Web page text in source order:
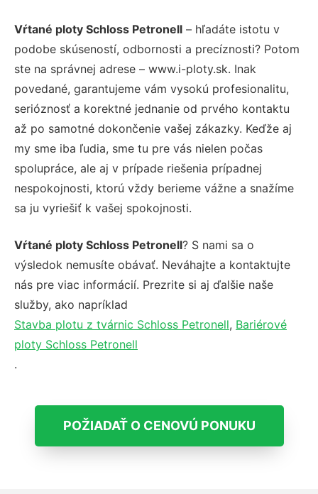
Vŕtané ploty Schloss Petronell – hľadáte istotu v
podobe skúseností, odbornosti a precíznosti? Potom
ste na správnej adrese – www.i-ploty.sk. Inak
povedané, garantujeme vám vysokú profesionalitu,
serióznosť a korektné jednanie od prvého kontaktu
až po samotné dokončenie vašej zákazky. Keďže aj
my sme iba ľudia, sme tu pre vás nielen počas
spolupráce, ale aj v prípade riešenia prípadnej
nespokojnosti, ktorú vždy berieme vážne a snažíme
sa ju vyriešiť k vašej spokojnosti.
Vŕtané ploty Schloss Petronell? S nami sa o
výsledok nemusíte obávať. Neváhajte a kontaktujte
nás pre viac informácií. Prezrite si aj ďalšie naše
služby, ako napríklad
Stavba plotu z tvárnic Schloss Petronell, Bariérové
ploty Schloss Petronell
.
POŽIADAŤ O CENOVÚ PONUKU